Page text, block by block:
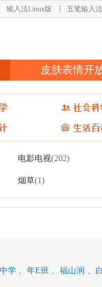
输入法Linux版 五笔输入法
皮肤表情开
电影电视(202)
烟草(1)
学 、 年E班 、 福山润 、